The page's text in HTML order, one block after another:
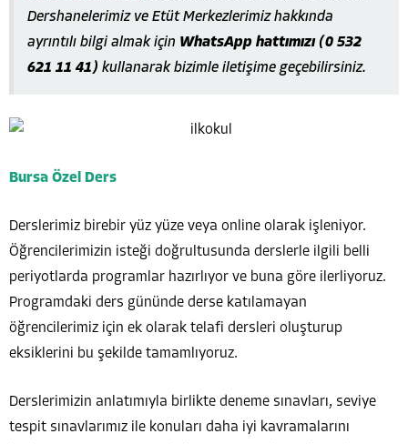
Dershanelerimiz ve Etüt Merkezlerimiz hakkında
ayrıntılı bilgi almak için WhatsApp hattımızı (0 532
621 11 41) kullanarak bizimle iletişime geçebilirsiniz.
Bursa Özel Ders
Derslerimiz birebir yüz yüze veya online olarak işleniyor.
Öğrencilerimizin isteği doğrultusunda derslerle ilgili belli
periyotlarda programlar hazırlıyor ve buna göre ilerliyoruz.
Programdaki ders gününde derse katılamayan
öğrencilerimiz için ek olarak telafi dersleri oluşturup
eksiklerini bu şekilde tamamlıyoruz.
Derslerimizin anlatımıyla birlikte deneme sınavları, seviye
tespit sınavlarımız ile konuları daha iyi kavramalarını